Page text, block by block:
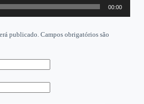
00:00
publicado. Campos obrigatórios são